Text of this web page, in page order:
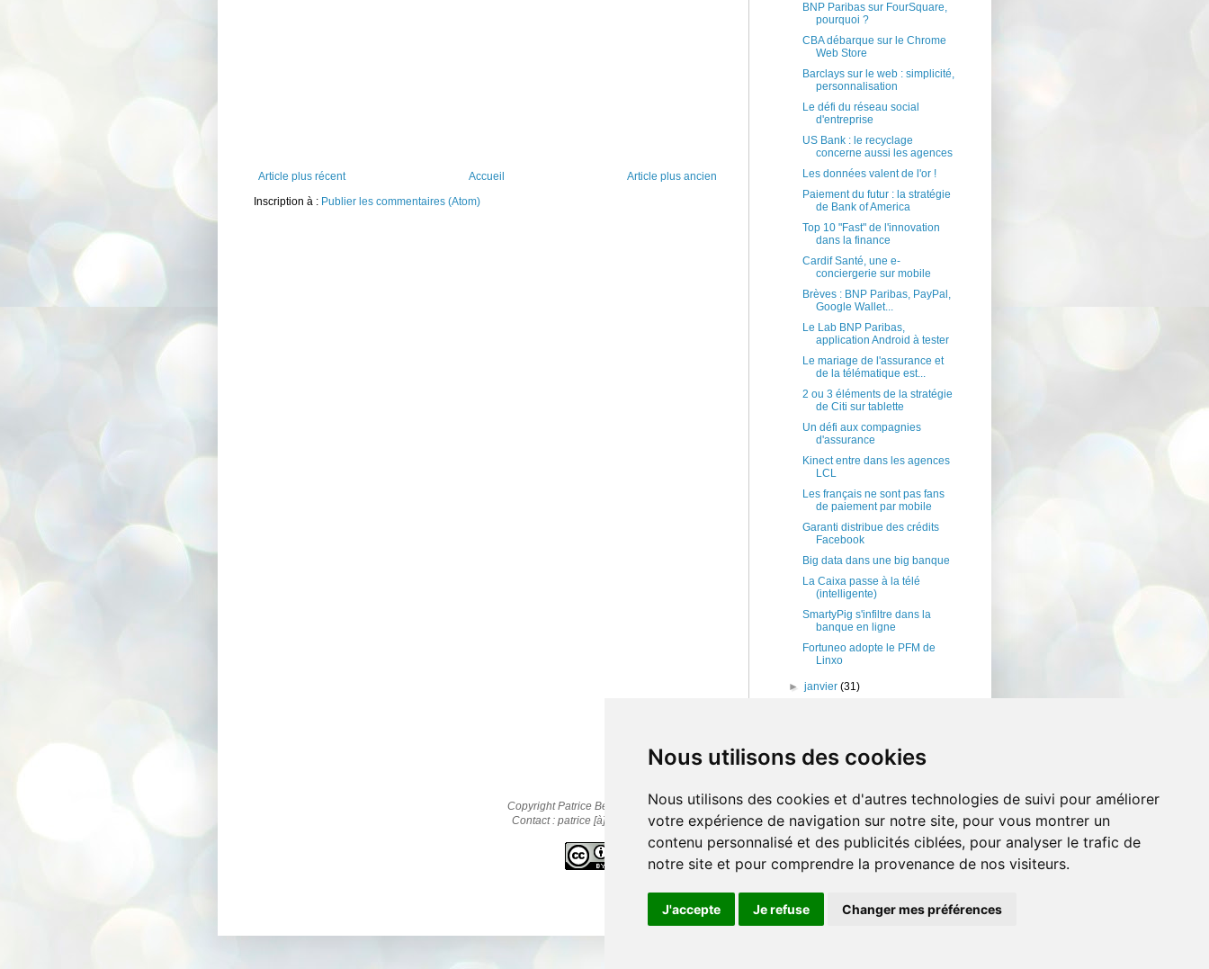
Nous utilisons des cookies
Nous utilisons des cookies et d'autres technologies de suivi pour améliorer
votre expérience de navigation sur notre site, pour vous montrer un
contenu personnalisé et des publicités ciblées, pour analyser le trafic de
notre site et pour comprendre la provenance de nos visiteurs.
J'accepte Je refuse Changer mes préférences
Article plus récent Article plus ancien
Accueil
Inscription à : Publier les commentaires (Atom)
BNP Paribas sur FourSquare,
pourquoi ?
CBA débarque sur le Chrome
Web Store
Barclays sur le web : simplicité,
personnalisation
Le défi du réseau social
d'entreprise
US Bank : le recyclage
concerne aussi les agences
Les données valent de l'or !
Paiement du futur : la stratégie
de Bank of America
Top 10 "Fast" de l'innovation
dans la finance
Cardif Santé, une e-
conciergerie sur mobile
Brèves : BNP Paribas, PayPal,
Google Wallet...
Le Lab BNP Paribas,
application Android à tester
Le mariage de l'assurance et
de la télématique est...
2 ou 3 éléments de la stratégie
de Citi sur tablette
Un défi aux compagnies
d'assurance
Kinect entre dans les agences
LCL
Les français ne sont pas fans
de paiement par mobile
Garanti distribue des crédits
Facebook
Big data dans une big banque
La Caixa passe à la télé
(intelligente)
SmartyPig s'infiltre dans la
banque en ligne
Fortuneo adopte le PFM de
Linxo
►janvier(31)
Copyright Patrice Bernard © 2010-2025
Contact : patrice [à] cestpasmonidee.fr